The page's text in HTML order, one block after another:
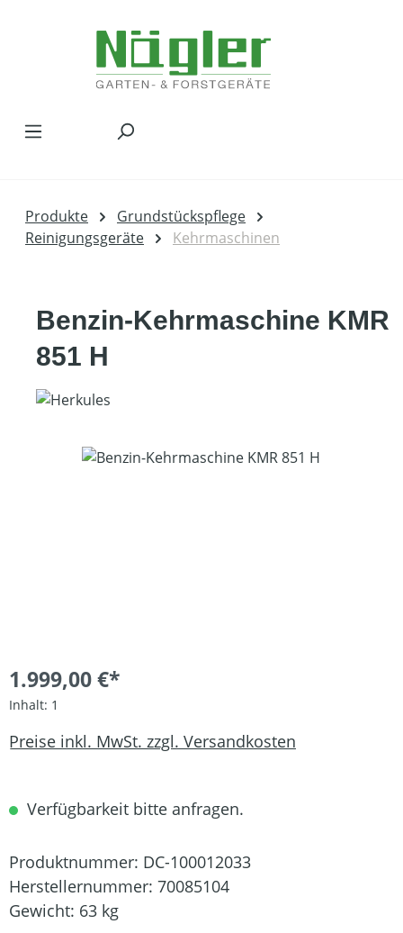
Produkte
Grundstückspflege
Reinigungsgeräte
Kehrmaschinen
Benzin-Kehrmaschine KMR
851 H
Bildergalerie überspringen
1.999,00 €*
Inhalt: 1
Preise inkl. MwSt. zzgl. Versandkosten
Verfügbarkeit bitte anfragen.
Produktnummer: DC-100012033
Herstellernummer: 70085104
Gewicht: 63 kg